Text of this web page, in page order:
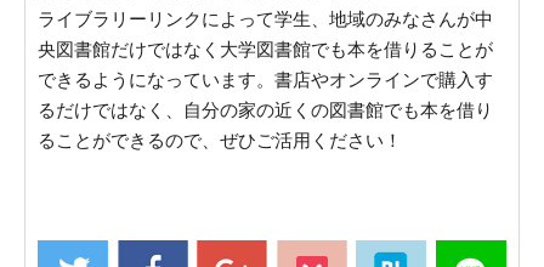
ライブラリーリンクによって学生、地域のみなさんが中
央図書館だけではなく大学図書館でも本を借りることが
できるようになっています。書店やオンラインで購入す
るだけではなく、自分の家の近くの図書館でも本を借り
ることができるので、ぜひご活用ください！